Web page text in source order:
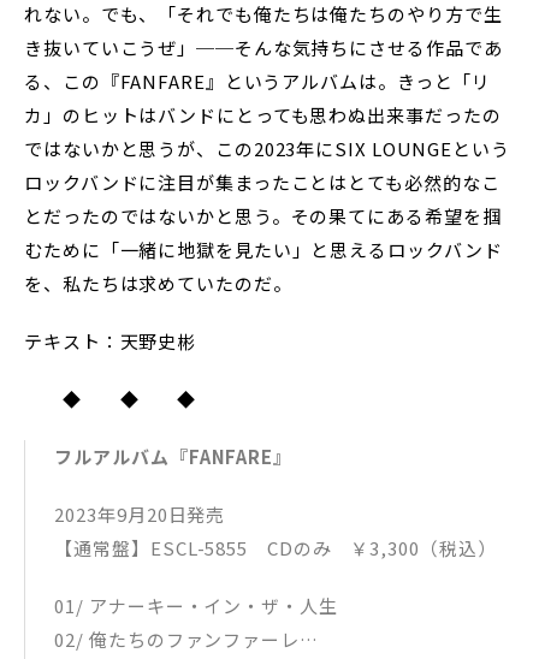
れない。でも、「それでも俺たちは俺たちのやり方で生
き抜いていこうぜ」──そんな気持ちにさせる作品であ
る、この『FANFARE』というアルバムは。きっと「リ
カ」のヒットはバンドにとっても思わぬ出来事だったの
ではないかと思うが、この2023年にSIX LOUNGEという
ロックバンドに注目が集まったことはとても必然的なこ
とだったのではないかと思う。その果てにある希望を掴
むために「一緒に地獄を見たい」と思えるロックバンド
を、私たちは求めていたのだ。
テキスト：天野史彬
◆ ◆ ◆
フルアルバム『FANFARE』
2023年9月20日発売
【通常盤】ESCL-5855 CDのみ ￥3,300（税込）
01/ アナーキー・イン・ザ・人生
02/ 俺たちのファンファーレ